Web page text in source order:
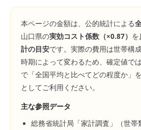
本ページの金額は、公的統計による
山口県の実効コスト係数（×0.87） を
計の目安です。実際の費用は世帯構
時期によって変わるため、確定値で
で「全国平均と比べてどの程度か」
としてご利用ください。
主な参照データ
総務省統計局「家計調査」（世帯